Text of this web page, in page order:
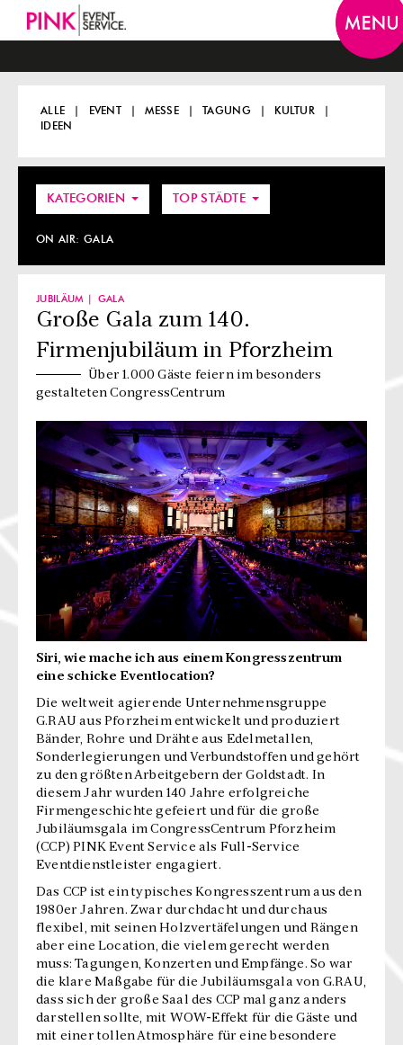
ALLE EVENT MESSE TAGUNG
KULTUR
IDEEN
JUBILÄUM GALA
Große Gala zum 140.
Firmenjubiläum in Pforzheim
Über 1.000 Gäste feiern im besonders
gestalteten CongressCentrum
Siri, wie mache ich aus einem Kongresszentrum
eine schicke Eventlocation?
Die weltweit agierende Unternehmensgruppe
G.RAU aus Pforzheim entwickelt und produziert
Bänder, Rohre und Drähte aus Edelmetallen,
Sonderlegierungen und Verbundstoffen und gehört
zu den größten Arbeitgebern der Goldstadt. In
diesem Jahr wurden 140 Jahre erfolgreiche
Firmengeschichte gefeiert und für die große
Jubiläumsgala im CongressCentrum Pforzheim
(CCP) PINK Event Service als Full-Service
Eventdienstleister engagiert.
Das CCP ist ein typisches Kongresszentrum aus den
1980er Jahren. Zwar durchdacht und durchaus
flexibel, mit seinen Holzvertäfelungen und Rängen
aber eine Location, die vielem gerecht werden
muss: Tagungen, Konzerten und Empfänge. So war
die klare Maßgabe für die Jubiläumsgala von G.RAU,
dass sich der große Saal des CCP mal ganz anders
darstellen sollte, mit WOW-Effekt für die Gäste und
mit einer tollen Atmosphäre für eine besondere
KATEGORIEN TOP STÄDTE
ON AIR: GALA